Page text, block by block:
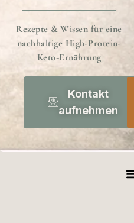
Rezepte & Wissen für eine
nachhaltige High-Protein-
Keto-Ernährung
Kontakt
aufnehmen